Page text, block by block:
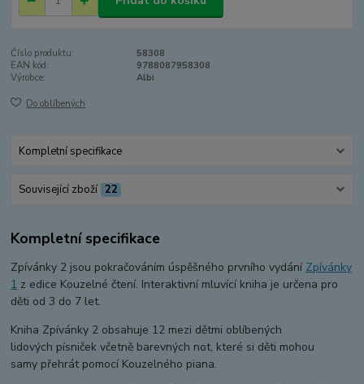
Číslo produktu:
58308
EAN kód:
9788087958308
Výrobce:
Albi
Do oblíbených
Kompletní specifikace
Související zboží 22
Kompletní specifikace
Zpívánky 2 jsou pokračováním úspěšného prvního vydání Zpívánky
1 z edice Kouzelné čtení. Interaktivní mluvící kniha je určena pro
děti od 3 do 7 let.
Kniha Zpívánky 2 obsahuje 12 mezi dětmi oblíbených
lidových písniček včetně barevných not, které si děti mohou
samy přehrát pomocí Kouzelného piana.